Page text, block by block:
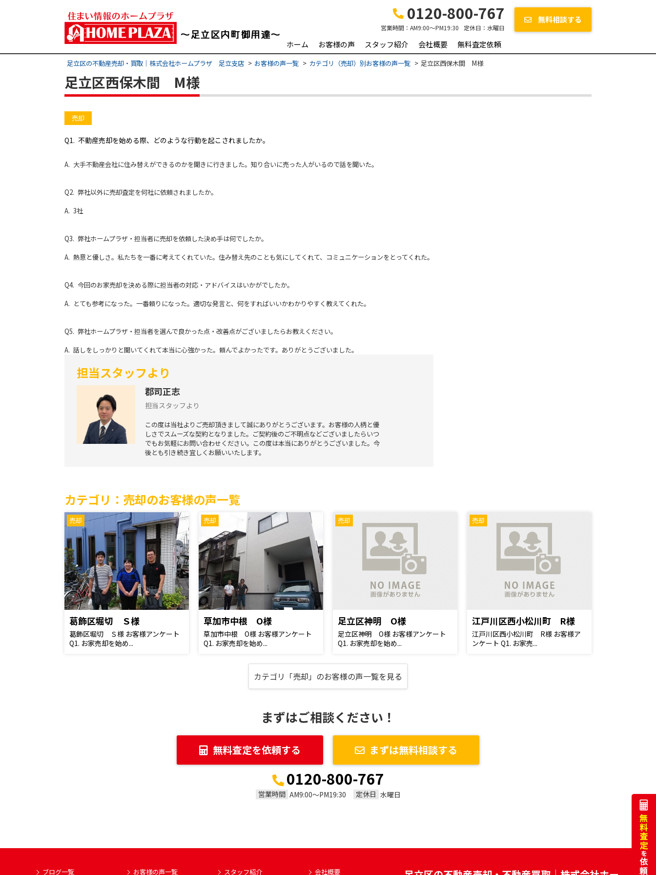
0120-800-767
営業時間： AM9:00～PM19:30 定休日： 水曜日
無料相談する
ホーム お客様の声 スタッフ紹介 会社概要 無料査定依頼
足立区の不動産売却・買取｜株式会社ホームプラザ 足立支店 お客様の声一覧 カテゴリ（売却）別お客様の声一覧 足立区西保木間 M様
足立区西保木間 M様
売却
Q1. 不動産売却を始める際、どのような行動を起こされましたか。
A. 大手不動産会社に住み替えができるのかを聞きに行きました。知り合いに売った人がいるので話を聞いた。
Q2. 弊社以外に売却査定を何社に依頼されましたか。
A. 3社
Q3. 弊社ホームプラザ・担当者に売却を依頼した決め手は何でしたか。
A. 熱意と優しさ。私たちを一番に考えてくれていた。住み替え先のことも気にしてくれて、コミュニケーションをとってくれた。
Q4. 今回のお家売却を決める際に担当者の対応・アドバイスはいかがでしたか。
A. とても参考になった。一番頼りになった。適切な発言と、何をすればいいかわかりやすく教えてくれた。
Q5. 弊社ホームプラザ・担当者を選んで良かった点・改善点がございましたらお教えください。
A. 話しをしっかりと聞いてくれて本当に心強かった。頼んでよかったです。ありがとうございました。
担当スタッフより
郡司正志
担当スタッフより
この度は当社よりご売却頂きまして誠にありがとうございます。お客様の人柄と優
しさでスムーズな契約となりました。ご契約後のご不明点などございましたらいつ
でもお気軽にお問い合わせください。この度は本当にありがとうございました。今
後とも引き続き宜しくお願いいたします。
カテゴリ：売却のお客様の声一覧
売却
葛飾区堀切 Ｓ様
葛飾区堀切 Ｓ様 お客様アンケート
Q1. お家売却を始め...
売却
草加市中根 O様
草加市中根 O様 お客様アンケート
Q1. お家売却を始め...
売却
足立区神明 O様
足立区神明 O様 お客様アンケート
Q1. お家売却を始め...
売却
江戸川区西小松川町 R様
江戸川区西小松川町 R様 お客様ア
ンケート Q1. お家売...
カテゴリ「売却」のお客様の声一覧を見る
まずはご相談ください！
無料査定を依頼する まずは無料相談する
0120-800-767
営業時間 AM9:00～PM19:30 定休日 水曜日
ブログ一覧 お客様の声一覧 スタッフ紹介 会社概要